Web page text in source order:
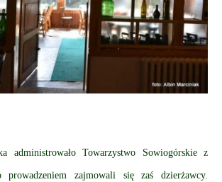
administrowało Towarzystwo Sowiogórskie z
prowadzeniem zajmowali się zaś dzierżawcy.